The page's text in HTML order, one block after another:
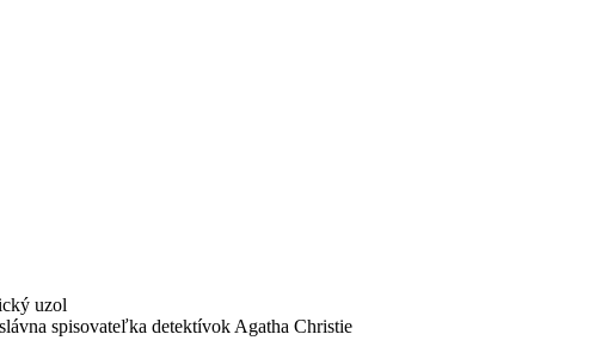
uzol
spisovateľka detektívok Agatha Christie